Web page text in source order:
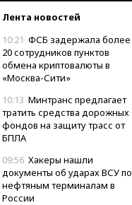
Лента новостей
10:21 ФСБ задержала более
20 сотрудников пунктов
обмена криптовалюты в
«Москва-Сити»
10:13 Минтранс предлагает
тратить средства дорожных
фондов на защиту трасс от
БПЛА
09:56 Хакеры нашли
документы об ударах ВСУ по
нефтяным терминалам в
России